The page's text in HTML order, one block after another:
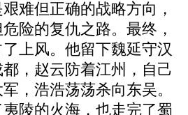
难但正确的战略方向，
险的复仇之路。最终，
上风。他留下魏延守汉
，赵云防着江州，自己
，浩浩荡荡杀向东吴。
陵的火海，也走完了蜀